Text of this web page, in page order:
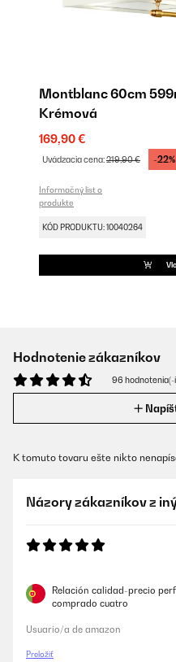
Montblanc 60cm
Krémová
169,90 €
Uvádzacia cena:219,90 € -22%
Informačný list o
produkte
KÓD PRODUKTU: 10040264
Hodnotenie zákazníkov
96 hodnotenia(-
K tomuto tovaru ešte nikto
Názory zákazníkov z
Relación calidad-precio
comprado cuatro
Usuario/a de amazon
Preložiť